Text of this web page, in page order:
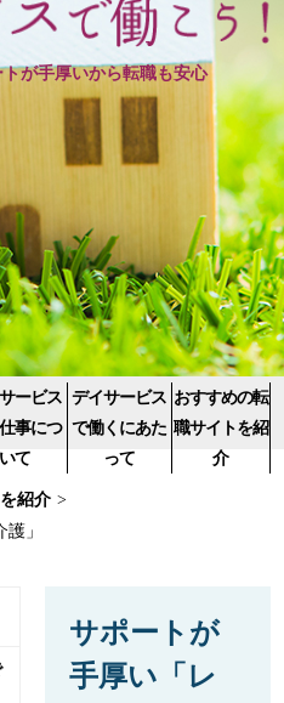
が手厚いから転職も安心
ービス
事につ
いて
デイサービス
で働くにあた
って
おすすめの転
職サイトを紹
介
紹介 >
」
サポートが
手厚い「レ